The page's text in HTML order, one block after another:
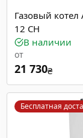
Газовый
12 СН
В наличии
от
21 730₴
Бесплатная